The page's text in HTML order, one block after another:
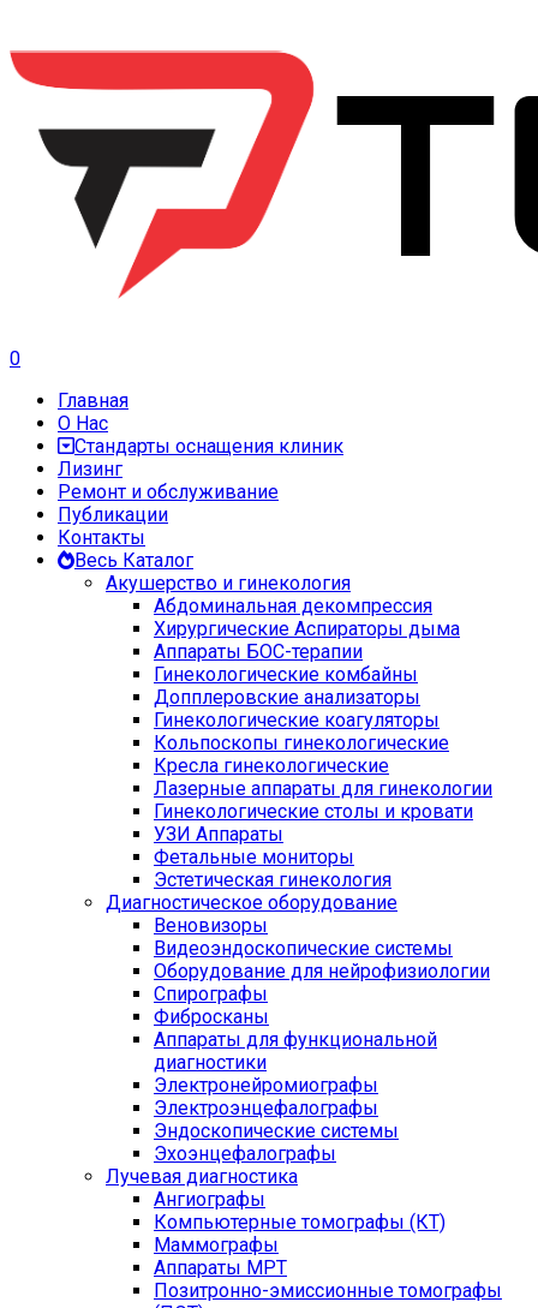
0
Главная
О Нас
Стандарты оснащения клиник
Лизинг
Ремонт и обслуживание
Публикации
Контакты
Весь Каталог
Акушерство и гинекология
Абдоминальная декомпрессия
Хирургические Аспираторы дыма
Аппараты БОС-терапии
Гинекологические комбайны
Допплеровские анализаторы
Гинекологические коагуляторы
Кольпоскопы гинекологические
Кресла гинекологические
Лазерные аппараты для гинекологии
Гинекологические столы и кровати
УЗИ Аппараты
Фетальные мониторы
Эстетическая гинекология
Диагностическое оборудование
Веновизоры
Видеоэндоскопические системы
Оборудование для нейрофизиологии
Спирографы
Фибросканы
Аппараты для функциональной
диагностики
Электронейромиографы
Электроэнцефалографы
Эндоскопические системы
Эхоэнцефалографы
Лучевая диагностика
Ангиографы
Компьютерные томографы (КТ)
Маммографы
Аппараты МРТ
Позитронно-эмиссионные томографы